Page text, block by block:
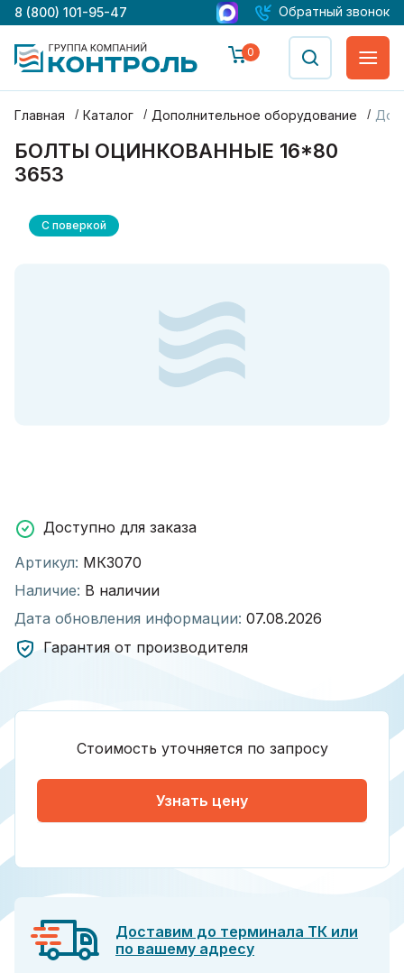
8 (800) 101-95-47 Обратный звонок
0
Главная Каталог Дополнительное оборудование
БОЛТЫ ОЦИНКОВАННЫЕ 16*80
3653
С поверкой
Доступно для заказа
Артикул: МК3070
Наличие: В наличии
Дата обновления информации: 07.08.2026
Гарантия от производителя
Стоимость уточняется по запросу
Узнать цену
Доставим до терминала ТК или
по вашему адресу